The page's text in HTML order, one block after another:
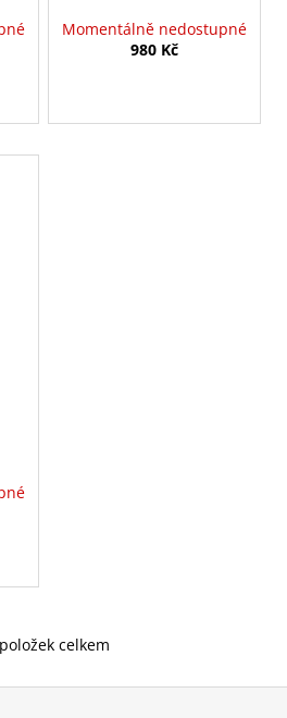
Momentálně nedostupné
980 Kč
O
v
položek celkem